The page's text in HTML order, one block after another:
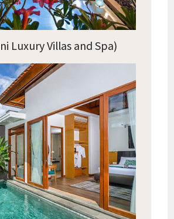
Luxury Villas and Spa)